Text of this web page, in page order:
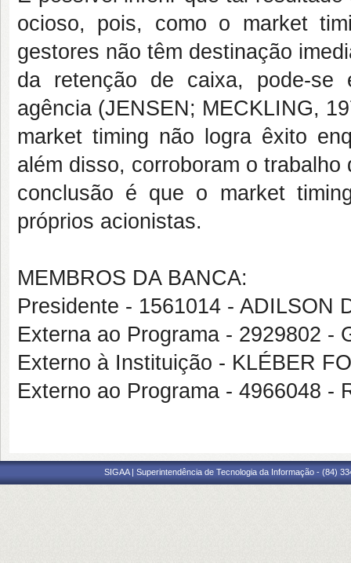
ocioso, pois, como o market
gestores não têm destinação
da retenção de caixa, pode-se
agência (JENSEN; MECKLING,
market timing não logra êxito
além disso, corroboram o
conclusão é que o market
próprios acionistas.
MEMBROS DA BANCA:
Presidente - 1561014 - ADILSON
Externa ao Programa - 2929802 -
Externo à Instituição - KLÉBER
Externo ao Programa - 4966048 -
SIGAA | Superintendência de Tecnologia da Informação - (84)